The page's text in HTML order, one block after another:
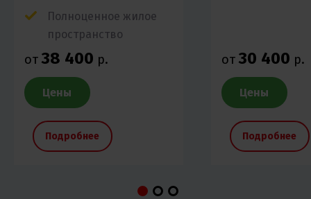
Полноценное жилое
пространство
от 38 400 р.
Цены
Подробнее
от 30 400 р.
Цены
Подробнее